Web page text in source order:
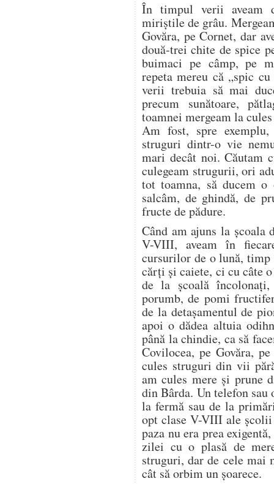
În timpul verii aveam
miriștile de grâu.
Govăra, pe Cornet, dar
două-trei chite de spice
buimaci pe câmp, pe
repeta mereu că „spic
verii trebuia să mai
precum sunătoare,
toamnei mergeam la
Am fost, spre
struguri dintr-o vie
mari decât noi. Căutam
culegeam strugurii, ori
tot toamna, să ducem o
salcâm, de ghindă, de
fructe de pădure.
Când am ajuns la școala
V-VIII, aveam în
cursurilor de o lună, timp
cărți și caiete, ci cu câte
de la școală
porumb, de pomi
de la detașamentul de
apoi o dădea altuia
până la chindie, ca să
Covilocea, pe Govăra,
cules struguri din vii
am cules mere și prune
din Bârda. Un telefon sau
la fermă sau de la
opt clase V-VIII ale școlii
paza nu era prea
zilei cu o plasă de
struguri, dar de cele mai
cât să orbim un șoarece.